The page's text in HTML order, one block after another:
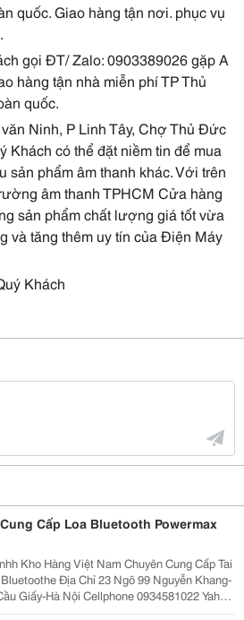
quốc. Giao hàng tận nơi. phục vụ
gọi ĐT/ Zalo: 0903389026 gặp A
hàng tận nhà miễn phí TP Thủ
quốc.
Ninh, P Linh Tây, Chợ Thủ Đức
Khách có thể đặt niềm tin để mua
sản phẩm âm thanh khác. Với trên
âm thanh TPHCM Cửa hàng
sản phẩm chất lượng giá tốt vừa
và tăng thêm uy tín của Điện Máy
Khách
Cấp Loa Bluetooth Powermax
Hàng Việt Nam Chuyên Cung Cấp Tai
23 Ngõ 99 Nguyễn Khang-
Cellphone 0934581022 Yahoo
Khohangvietnam 390.000 Vnđ